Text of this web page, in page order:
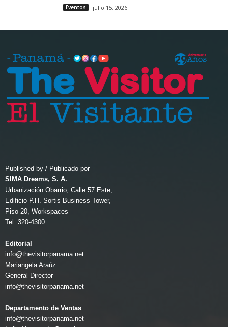
Eventos julio 15, 2026
Published by / Publicado por
SIMA Dreams, S. A.
Urbanización Obarrio, Calle 57 Este,
Edificio P.H. Sortis Business Tower,
Piso 20, Workspaces
Tel. 320-4300
Editorial
info@thevisitorpanama.net
Mariangela Araúz
General Director
info@thevisitorpanama.net
Departamento de Ventas
info@thevisitorpanama.net